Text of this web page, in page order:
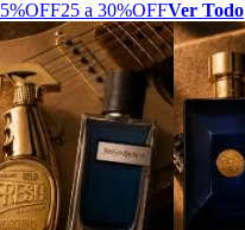
25 a 30%OFFVer Todo